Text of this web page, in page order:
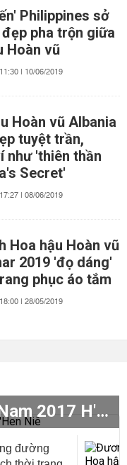
Philippines sở
pha trộn giữa
Hoàn vũ
11:30 | 10/06/2019
Hoàn vũ Albania
tuyệt trần,
như 'thiên thần
Secret'
17:27 | 08/06/2019
Hoa hậu Hoàn vũ
2019 'đọ dáng'
phục áo tắm
18:00 | 28/05/2019
Hoa hậu Hoàn vũ Việt Nam 2017 H'Hen Niê
đường